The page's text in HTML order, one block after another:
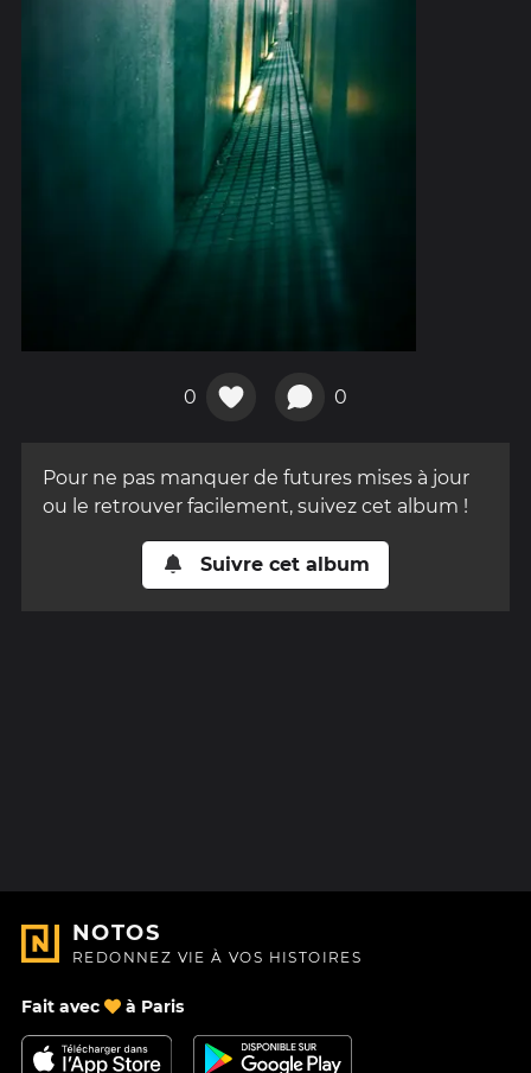
0 0
Pour ne pas manquer de futures mises à jour
ou le retrouver facilement, suivez cet album !
Suivre cet album
NOTOS
REDONNEZ VIE À VOS HISTOIRES
Fait avec à Paris